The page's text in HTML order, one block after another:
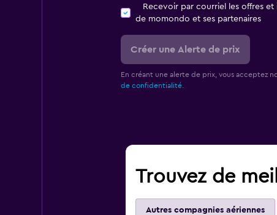
Recevoir par courriel les offres
de momondo et ses partenaires
Créer une Alerte de prix
En créant une alerte de prix, vous acceptez
de confidentialité.
Trouvez de
Autres compagnies aériennes